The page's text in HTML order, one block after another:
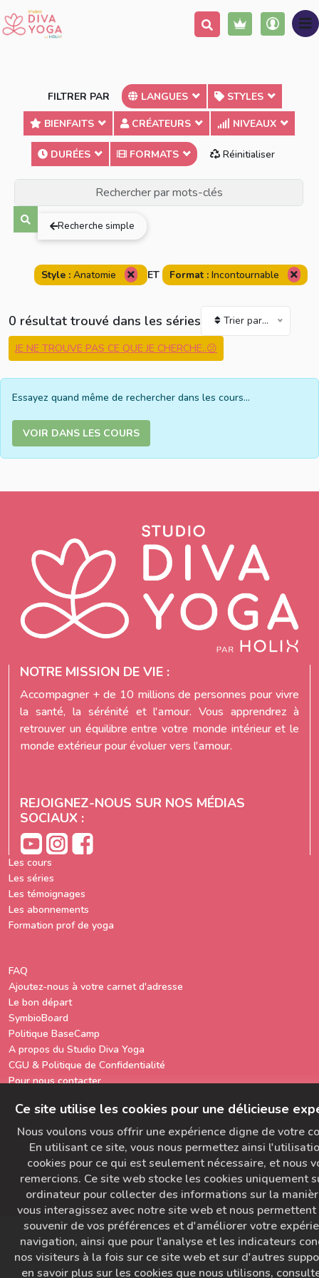
FILTRER PAR LANGUES
STYLES
BIENFAITS
CRÉATEURS NIVEAUX
DURÉES FORMATS Réinitialiser
Terme exact Au moins un des mots
Recherche simple
Style : Anatomie ET Format : Incontournable
0 résultat trouvé dans les séries Trier par...
JE NE TROUVE PAS CE QUE JE CHERCHE..😕
Essayez quand même de rechercher dans les cours...
VOIR DANS LES COURS
NOTRE MISSION DE VIE :
Accompagner + de 10 millions de personnes pour vivre
la santé, la sérénité et l'amour. Vous apprendrez à
retrouver un équilibre entre votre monde intérieur et le
monde extérieur pour évoluer vers l'amour.
REJOIGNEZ-NOUS SUR NOS MÉDIAS
SOCIAUX :
Les cours
Les séries
Les témoignages
Les abonnements
Formation prof de yoga
FAQ
Ajoutez-nous à votre carnet d'adresse
Le bon départ
SymbioBoard
Politique BaseCamp
A propos du Studio Diva Yoga
CGU & Politique de Confidentialité
Pour nous contacter
Copyright © 2020-2030 | https://studio.diva-yoga.com | Tous
droits réservés
Ce site utilise les cookies pour une délicieuse
Nous voulons vous offrir une expérience digne de votre
En utilisant ce site, vous nous permettez ainsi
cookies pour ce qui est seulement nécessaire, et nous
remercions. Ce site web stocke les cookies uniquement
ordinateur pour collecter des informations sur la
vous interagissez avec notre site web et nous permettent
souvenir de vos préférences et d'améliorer votre
navigation, ainsi que pour l'analyse et les indicateurs
nos visiteurs à la fois sur ce site web et sur d'autres
en savoir plus sur les cookies que nous utilisons,